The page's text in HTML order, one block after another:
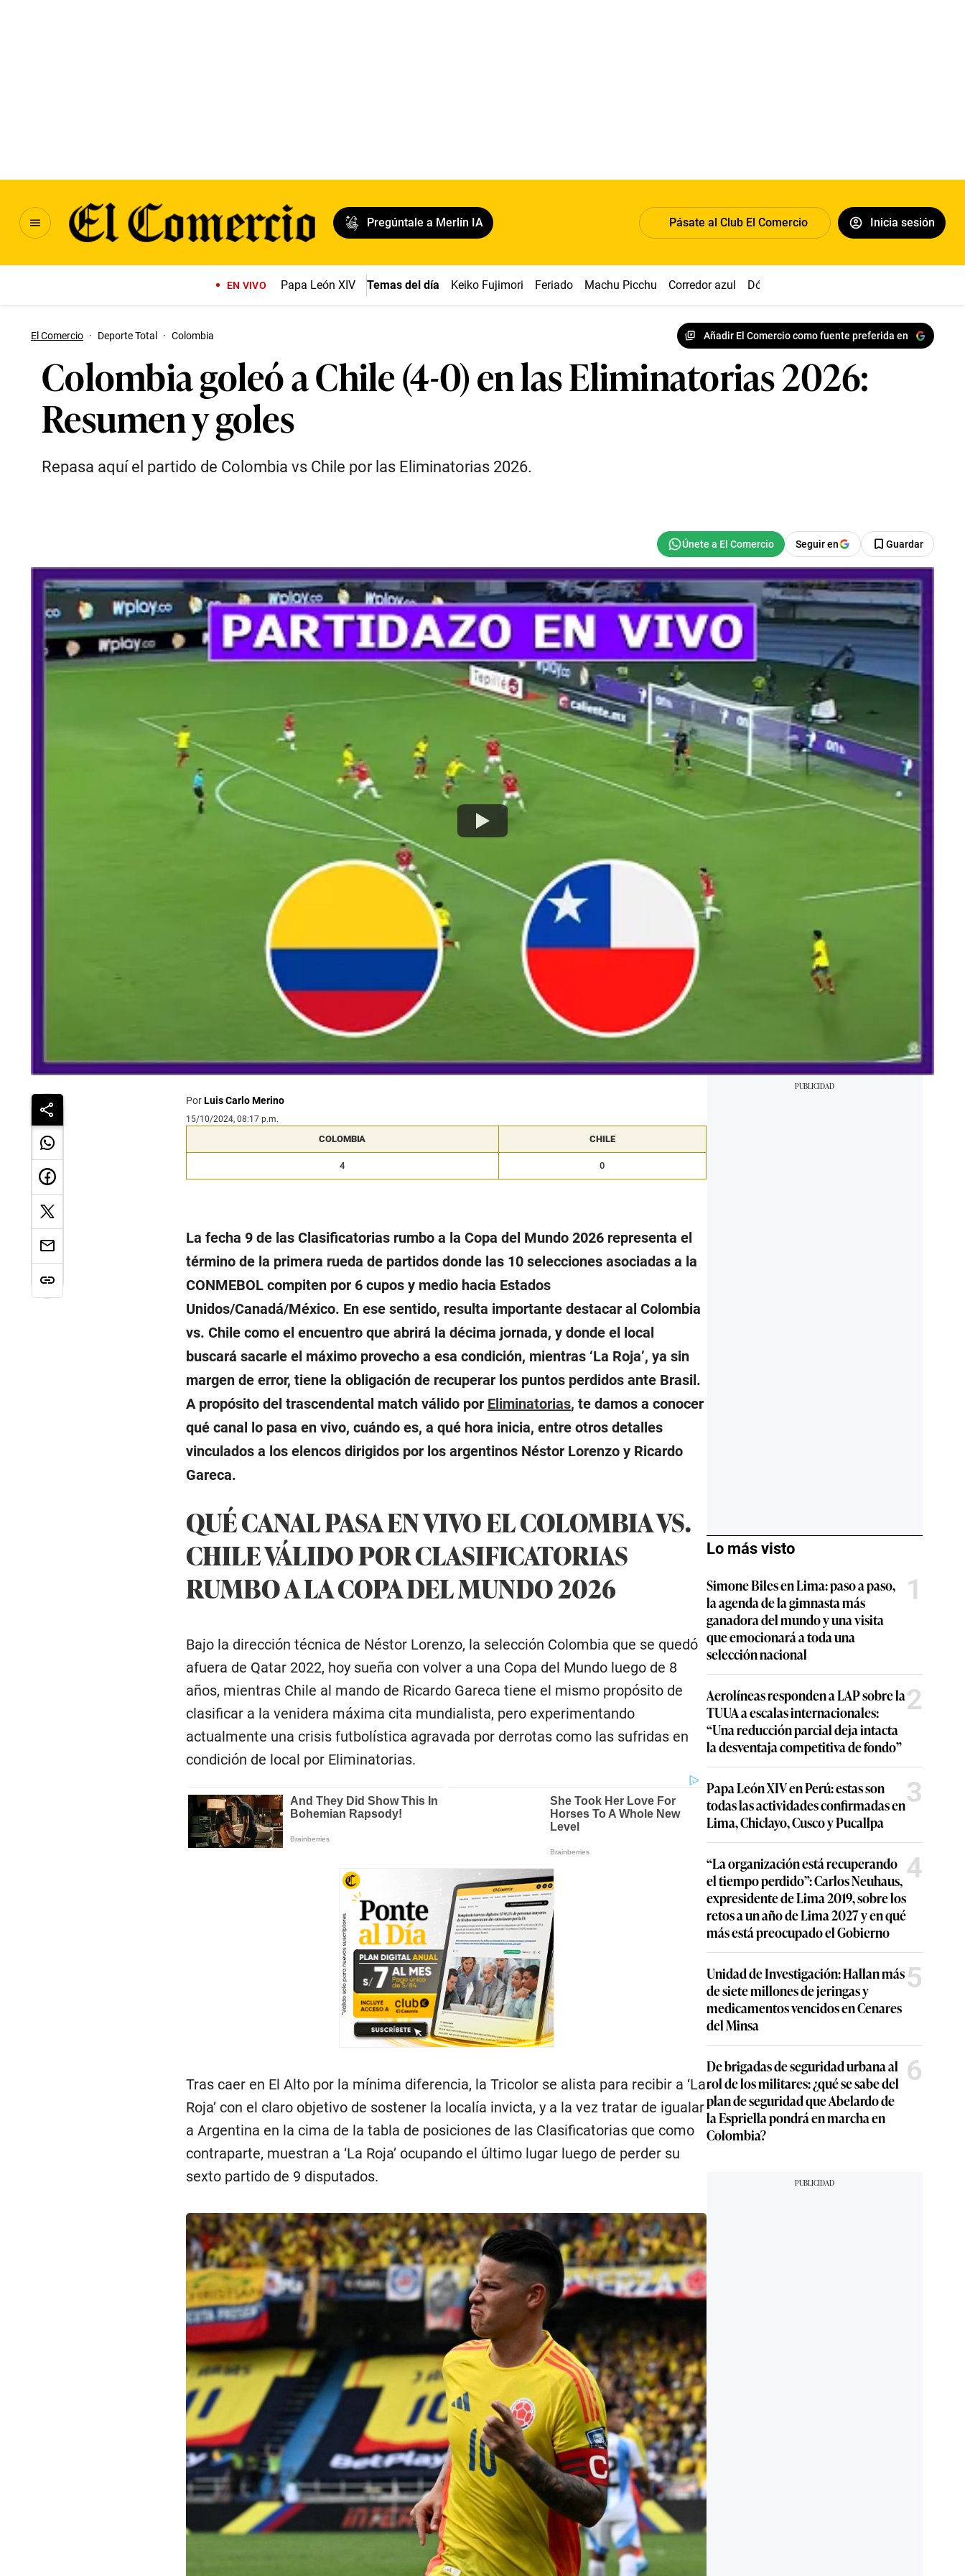
Pregúntale a Merlín IA Pásate al Club El Comercio Inicia sesión
EN VIVO Papa León XIV Temas del día Keiko Fujimori Feriado Machu Picchu Corredor azul Dólar
El Comercio · Deporte Total · Colombia Añadir El Comercio como fuente preferida en
Colombia goleó a Chile (4-0) en las Eliminatorias 2026:
Resumen y goles
Repasa aquí el partido de Colombia vs Chile por las Eliminatorias 2026.
Seguir en Guardar
PorLuis Carlo Merino
15/10/2024, 08:17 p.m.
COLOMBIA CHILE
4 0
La fecha 9 de las Clasificatorias rumbo a la Copa del Mundo 2026 representa el
término de la primera rueda de partidos donde las 10 selecciones asociadas a la
CONMEBOL compiten por 6 cupos y medio hacia Estados
Unidos/Canadá/México. En ese sentido, resulta importante destacar al Colombia
vs. Chile como el encuentro que abrirá la décima jornada, y donde el local
buscará sacarle el máximo provecho a esa condición, mientras ‘La Roja’, ya sin
margen de error, tiene la obligación de recuperar los puntos perdidos ante Brasil.
A propósito del trascendental match válido por Eliminatorias, te damos a conocer
qué canal lo pasa en vivo, cuándo es, a qué hora inicia, entre otros detalles
vinculados a los elencos dirigidos por los argentinos Néstor Lorenzo y Ricardo
Gareca.
QUÉ CANAL PASA EN VIVO EL COLOMBIA VS.
CHILE VÁLIDO POR CLASIFICATORIAS
RUMBO A LA COPA DEL MUNDO 2026
Bajo la dirección técnica de Néstor Lorenzo, la selección Colombia que se quedó
afuera de Qatar 2022, hoy sueña con volver a una Copa del Mundo luego de 8
años, mientras Chile al mando de Ricardo Gareca tiene el mismo propósito de
clasificar a la venidera máxima cita mundialista, pero experimentando
actualmente una crisis futbolística agravada por derrotas como las sufridas en
condición de local por Eliminatorias.
Tras caer en El Alto por la mínima diferencia, la Tricolor se alista para recibir a ‘La
Roja’ con el claro objetivo de sostener la localía invicta, y a la vez tratar de igualar
a Argentina en la cima de la tabla de posiciones de las Clasificatorias que como
contraparte, muestran a ‘La Roja’ ocupando el último lugar luego de perder su
sexto partido de 9 disputados.
Lo más visto
Simone Biles en Lima: paso a paso,
la agenda de la gimnasta más
ganadora del mundo y una visita
que emocionará a toda una
selección nacional
1
Aerolíneas responden a LAP sobre la
TUUA a escalas internacionales:
“Una reducción parcial deja intacta
la desventaja competitiva de fondo”
2
Papa León XIV en Perú: estas son
todas las actividades confirmadas en
Lima, Chiclayo, Cusco y Pucallpa
3
“La organización está recuperando
el tiempo perdido”: Carlos Neuhaus,
expresidente de Lima 2019, sobre los
retos a un año de Lima 2027 y en qué
más está preocupado el Gobierno
4
Unidad de Investigación: Hallan más
de siete millones de jeringas y
medicamentos vencidos en Cenares
del Minsa
5
De brigadas de seguridad urbana al
rol de los militares: ¿qué se sabe del
plan de seguridad que Abelardo de
la Espriella pondrá en marcha en
Colombia?
6